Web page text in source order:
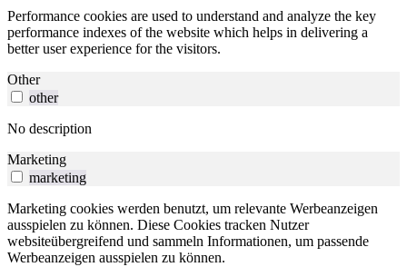
Performance cookies are used to understand and analyze the key
performance indexes of the website which helps in delivering a
better user experience for the visitors.
Other
other
No description
Marketing
marketing
Marketing cookies werden benutzt, um relevante Werbeanzeigen
ausspielen zu können. Diese Cookies tracken Nutzer
websiteübergreifend und sammeln Informationen, um passende
Werbeanzeigen ausspielen zu können.